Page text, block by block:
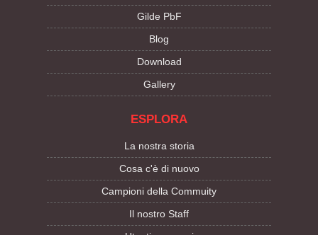
Gilde PbF
Blog
Download
Gallery
ESPLORA
La nostra storia
Cosa c'è di nuovo
Campioni della Commuity
Il nostro Staff